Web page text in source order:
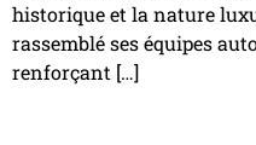
historique et la nature
rassemblé ses équipes
renforçant […]